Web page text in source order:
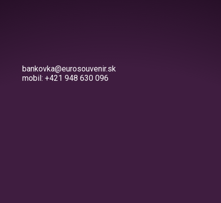
bankovka@eurosouvenir.sk
mobil: +421 948 630 096